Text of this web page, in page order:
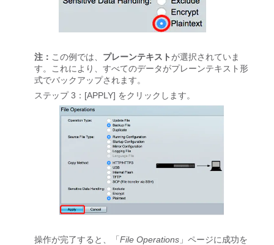
注： この例では、 プレーンテキスト が選択されていま
す。これにより、すべてのデータがプレーンテキスト形
式でバックアップされます。
ステップ 3：[APPLY] をクリックします。
操作が完了すると、「 File Operations 」ページに成功を